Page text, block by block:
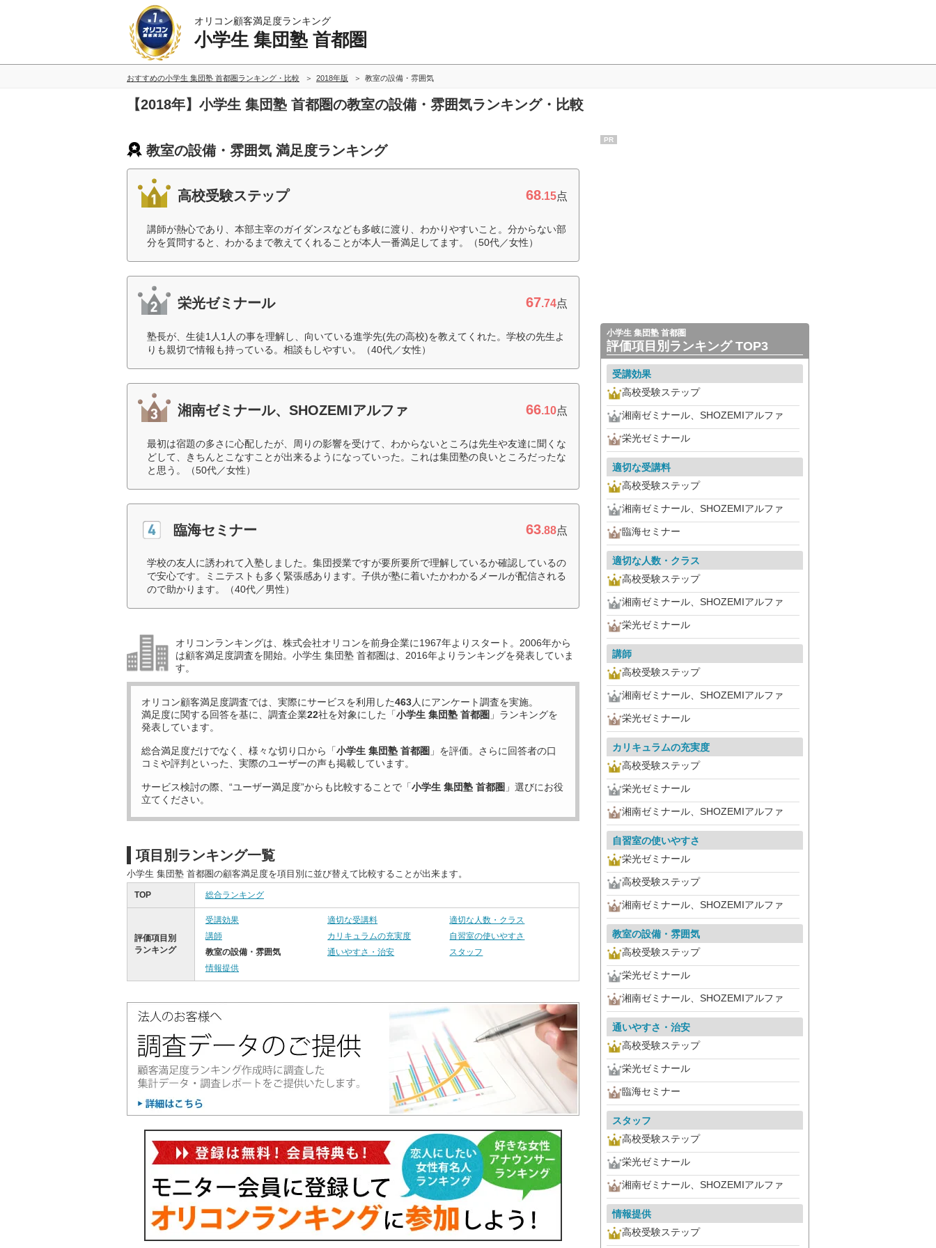
オリコン顧客満足度ランキング
小学生 集団塾 首都圏
おすすめの小学生 集団塾 首都圏ランキング・比較 2018年版 教室の設備・雰囲気
【2018年】小学生 集団塾 首都圏の教室の設備・雰囲気ランキング・比較
教室の設備・雰囲気 満足度ランキング
高校受験ステップ 68.15点
講師が熱心であり、本部主宰のガイダンスなども多岐に渡り、わかりやすいこと。分からない部
分を質問すると、わかるまで教えてくれることが本人一番満足してます。（50代／女性）
栄光ゼミナール 67.74点
塾長が、生徒1人1人の事を理解し、向いている進学先(先の高校)を教えてくれた。学校の先生よ
りも親切で情報も持っている。相談もしやすい。（40代／女性）
湘南ゼミナール、SHOZEMIアルファ 66.10点
最初は宿題の多さに心配したが、周りの影響を受けて、わからないところは先生や友達に聞くな
どして、きちんとこなすことが出来るようになっていった。これは集団塾の良いところだったな
と思う。（50代／女性）
臨海セミナー 63.88点
学校の友人に誘われて入塾しました。集団授業ですが要所要所で理解しているか確認しているの
で安心です。ミニテストも多く緊張感あります。子供が塾に着いたかわかるメールが配信される
ので助かります。（40代／男性）
オリコンランキングは、株式会社オリコンを前身企業に1967年よりスタート。2006年から
は顧客満足度調査を開始。小学生 集団塾 首都圏は、2016年よりランキングを発表していま
す。
オリコン顧客満足度調査では、実際にサービスを利用した463人にアンケート調査を実施。
満足度に関する回答を基に、調査企業22社を対象にした「小学生 集団塾 首都圏 」ランキングを
発表しています。
総合満足度だけでなく、様々な切り口から「小学生 集団塾 首都圏 」を評価。さらに回答者の口
コミや評判といった、実際のユーザーの声も掲載しています。
サービス検討の際、“ユーザー満足度”からも比較することで「小学生 集団塾 首都圏 」選びにお役
立てください。
項目別ランキング一覧
小学生 集団塾 首都圏の顧客満足度を項目別に並び替えて比較することが出来ます。
TOP 総合ランキング
評価項目別
ランキング
受講効果 適切な受講料
適切な人数・クラス
講師
カリキュラムの充実度
自習室の使いやすさ
教室の設備・雰囲気
通いやすさ・治安
スタッフ
情報提供
PR
小学生 集団塾 首都圏
評価項目別ランキング TOP3
受講効果
高校受験ステップ
湘南ゼミナール、SHOZEMIアルファ
栄光ゼミナール
適切な受講料
高校受験ステップ
湘南ゼミナール、SHOZEMIアルファ
臨海セミナー
適切な人数・クラス
高校受験ステップ
湘南ゼミナール、SHOZEMIアルファ
栄光ゼミナール
講師
高校受験ステップ
湘南ゼミナール、SHOZEMIアルファ
栄光ゼミナール
カリキュラムの充実度
高校受験ステップ
栄光ゼミナール
湘南ゼミナール、SHOZEMIアルファ
自習室の使いやすさ
栄光ゼミナール
高校受験ステップ
湘南ゼミナール、SHOZEMIアルファ
教室の設備・雰囲気
高校受験ステップ
栄光ゼミナール
湘南ゼミナール、SHOZEMIアルファ
通いやすさ・治安
高校受験ステップ
栄光ゼミナール
臨海セミナー
スタッフ
高校受験ステップ
栄光ゼミナール
湘南ゼミナール、SHOZEMIアルファ
情報提供
高校受験ステップ